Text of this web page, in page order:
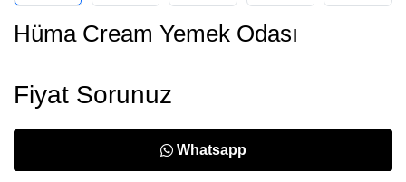
Hüma Cream Yemek Odası
Fiyat Sorunuz
Whatsapp